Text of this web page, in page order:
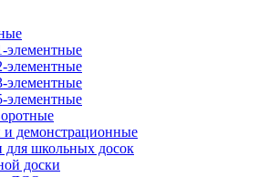
элементные
элементные
элементные
элементные
демонстрационные
школьных досок
доски